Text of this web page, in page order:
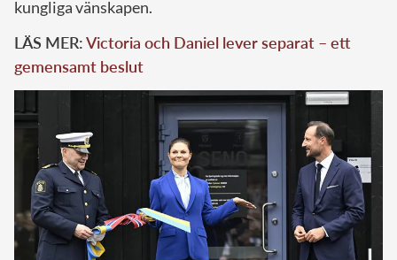
kungliga vänskapen.
LÄS MER:Victoria och Daniel lever separat – ett
gemensamt beslut